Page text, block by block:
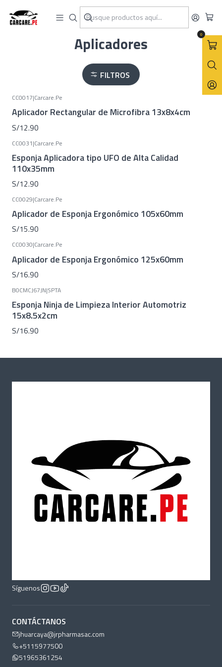
0
Inicio Aplicadores
Aplicadores
FILTROS
CC0017|Carcare.Pe
Aplicador Rectangular de Microfibra 13x8x4cm
S/12.90
CC0031|Carcare.Pe
Esponja Aplicadora tipo UFO de Alta Calidad
110x35mm
S/12.90
CC0029|Carcare.Pe
Aplicador de Esponja Ergonómico 105x60mm
S/15.90
CC0030|Carcare.Pe
Aplicador de Esponja Ergonómico 125x60mm
S/16.90
B0CMCJ67JN|SPTA
Esponja Ninja de Limpieza Interior Automotriz
15x8.5x2cm
S/16.90
Síguenos
CONTÁCTANOS
jhuarcaya@jrpharmasac.com
+5115977500
51965361254